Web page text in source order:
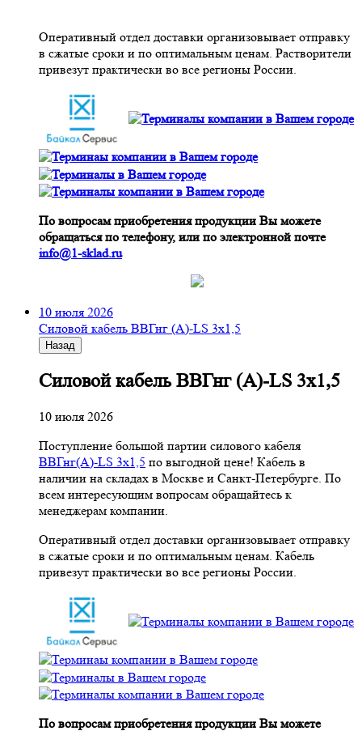
Оперативный отдел доставки организовывает отправку
в сжатые сроки и по оптимальным ценам. Растворители
привезут практически во все регионы России.
По вопросам приобретения продукции Вы можете
обращаться по телефону, или по электронной почте
info@1-sklad.ru
10 июля 2026
Cиловой кабель ВВГнг (A)-LS 3х1,5
Назад
Cиловой кабель ВВГнг (A)-LS 3х1,5
10 июля 2026
Поступление большой партии силового кабеля
ВВГнг(A)-LS 3х1,5 по выгодной цене! Кабель в
наличии на складах в Москве и Санкт-Петербурге. По
всем интересующим вопросам обращайтесь к
менеджерам компании.
Оперативный отдел доставки организовывает отправку
в сжатые сроки и по оптимальным ценам. Кабель
привезут практически во все регионы России.
По вопросам приобретения продукции Вы можете